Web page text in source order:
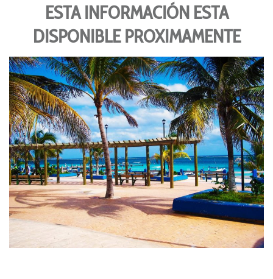
ESTA INFORMACIÓN ESTA
DISPONIBLE PROXIMAMENTE